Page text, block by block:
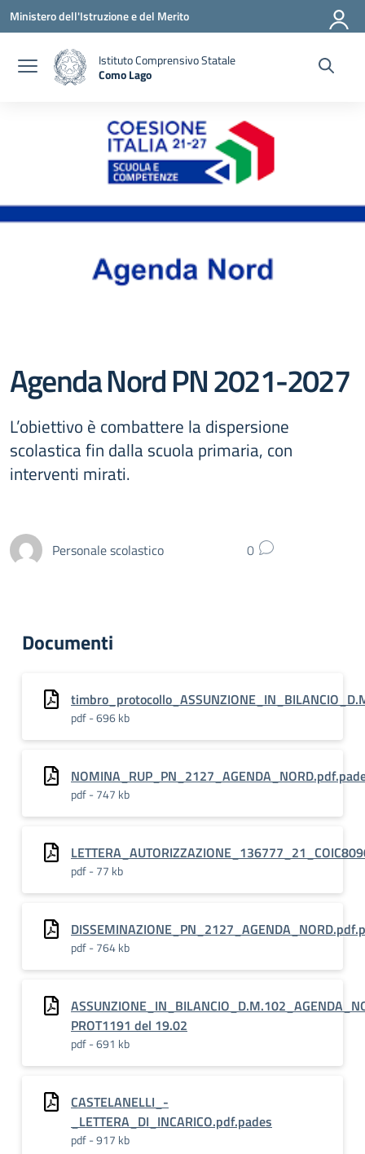
Vai ai contenuti
Vai al menu di navigazione
Vai al footer
Ministero dell'Istruzione e del Merito
Istituto Comprensivo Statale
Como Lago
— Visita la pagina iniziale della scuola
Agenda Nord PN 2021-2027
L’obiettivo è combattere la dispersione
scolastica fin dalla scuola primaria, con
interventi mirati.
Personale scolastico 0
Documenti
pdf - 696 kb
pdf - 747 kb
pdf - 77 kb
pdf - 764 kb
PROT1191 del 19.02
pdf - 691 kb
CASTELANELLI_-
_LETTERA_DI_INCARICO.pdf.pades
pdf - 917 kb